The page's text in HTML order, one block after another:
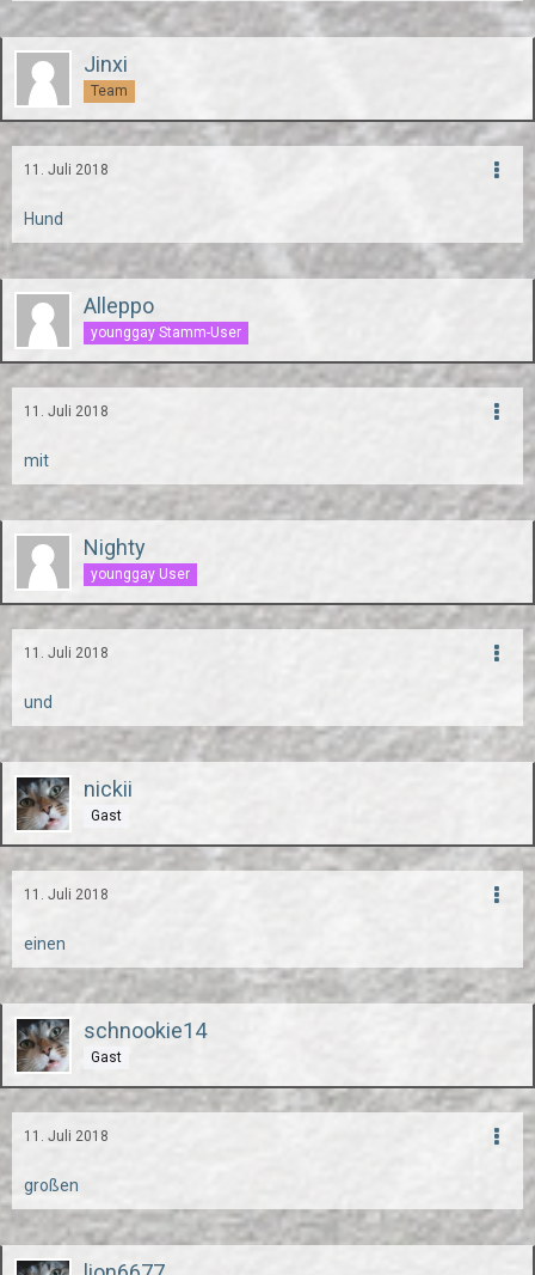
Jinxi
Team
11. Juli 2018
Hund
Alleppo
younggay Stamm-User
11. Juli 2018
mit
Nighty
younggay User
11. Juli 2018
und
nickii
Gast
11. Juli 2018
einen
schnookie14
Gast
11. Juli 2018
großen